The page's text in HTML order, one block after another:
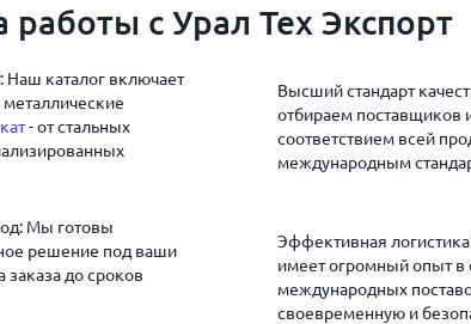
с Урал Тех Экспорт
каталог включает
- от стальных
Высший стандарт
отбираем поставщиков
соответствием всей
международным
Мы готовы
решение под ваши
заказа до сроков
Эффективная
имеет огромный опыт в
международных
своевременную и